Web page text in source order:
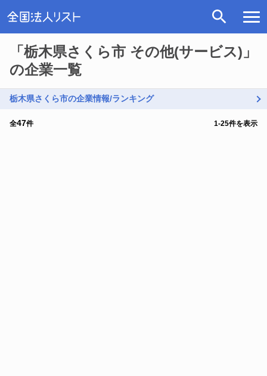
「栃木県さくら市 その他(サービス)」
の企業一覧
栃木県さくら市の企業情報/ランキング
全47件 1-25件を表示